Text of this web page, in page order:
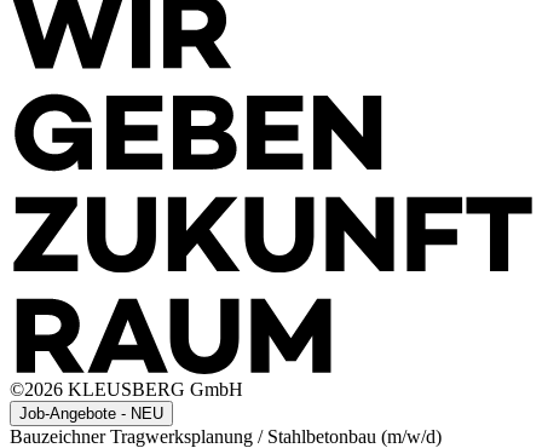
©2026 KLEUSBERG GmbH
Job-Angebote - NEU
Bauzeichner Tragwerksplanung / Stahlbetonbau (m/w/d)